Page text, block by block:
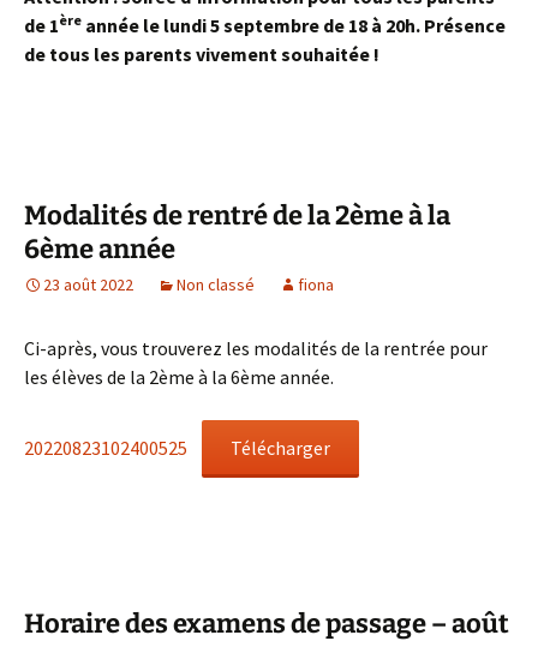
de 1ère année le lundi 5 septembre de 18 à 20h. Présence
de tous les parents vivement souhaitée !
Modalités de rentré de la 2ème à la
6ème année
23 août 2022 Non classé fiona
Ci-après, vous trouverez les modalités de la rentrée pour
les élèves de la 2ème à la 6ème année.
20220823102400525 Télécharger
Horaire des examens de passage – août